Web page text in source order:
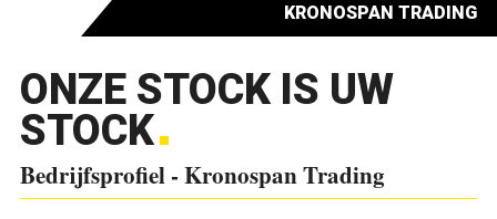
KRONOSPAN TRADING
ONZE STOCK IS UW
STOCK
Bedrijfsprofiel - Kronospan Trading